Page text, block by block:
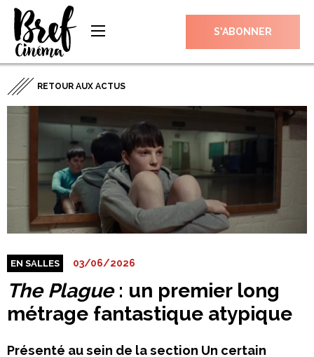
S’ABONNER
RETOUR AUX ACTUS
EN SALLES 03/06/2026
The Plague: un premier long
métrage fantastique atypique
Présenté au sein de la section Un certain